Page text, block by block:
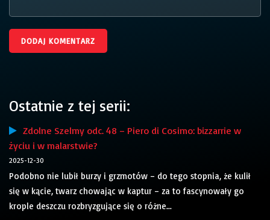
Ostatnie z tej serii:
Zdolne Szelmy odc. 48 – Piero di Cosimo: bizzarrie w
życiu i w malarstwie?
2025-12-30
Podobno nie lubił burzy i grzmotów – do tego stopnia, że kulił
się w kącie, twarz chowając w kaptur – za to fascynowały go
krople deszczu rozbryzgujące się o różne...